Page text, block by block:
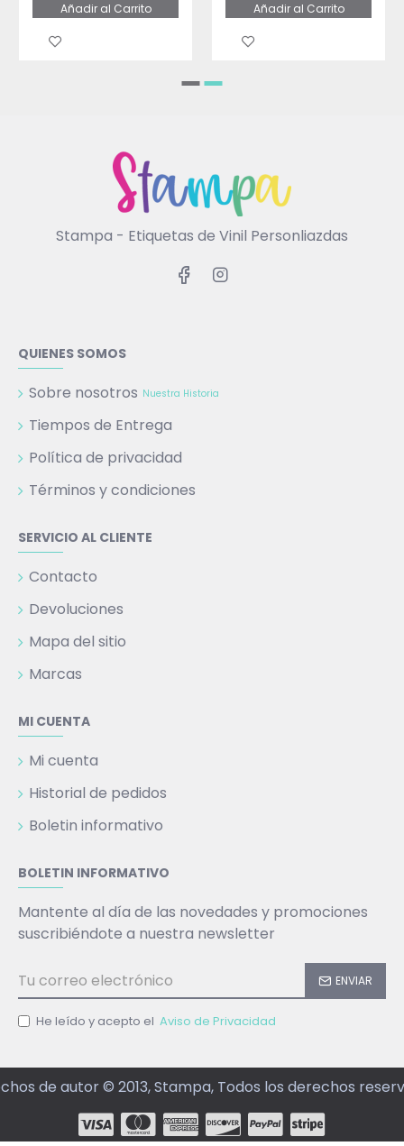
Añadir al Carrito Añadir al Carrito
Stampa - Etiquetas de Vinil Personliazdas
QUIENES SOMOS
Sobre nosotros Nuestra Historia
Tiempos de Entrega
Política de privacidad
Términos y condiciones
SERVICIO AL CLIENTE
Contacto
Devoluciones
Mapa del sitio
Marcas
MI CUENTA
Mi cuenta
Historial de pedidos
Boletin informativo
BOLETIN INFORMATIVO
Mantente al día de las novedades y promociones
suscribiéndote a nuestra newsletter
ENVIAR
He leído y acepto el Aviso de Privacidad
de autor © 2013, Stampa, Todos los derechos